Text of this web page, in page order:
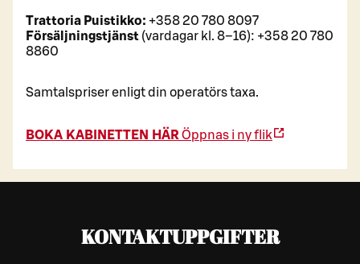
Trattoria Puistikko: +358 20 780 8097
Försäljningstjänst (vardagar kl. 8–16): +358 20 780
8860
Samtalspriser enligt din operatörs taxa.
BOKA KABINETTEN HÄR Öppnas i ny flik
KONTAKTUPPGIFTER